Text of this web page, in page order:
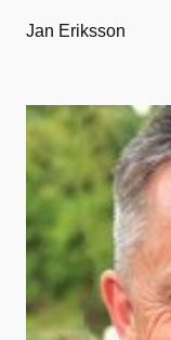
Jan Eriksson